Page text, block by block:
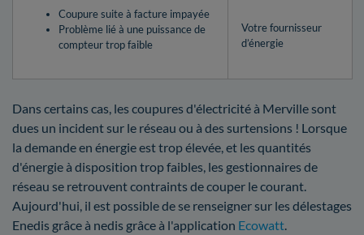
Coupure suite à facture impayée
Problème lié à une puissance de
compteur trop faible
Votre fournisseur
d’énergie
Dans certains cas, les coupures d'électricité à Merville sont
dues un incident sur le réseau ou à des surtensions ! Lorsque
la demande en énergie est trop élevée, et les quantités
d'énergie à disposition trop faibles, les gestionnaires de
réseau se retrouvent contraints de couper le courant.
Aujourd'hui, il est possible de se renseigner sur les délestages
Enedis grâce à nedis grâce à l'application Ecowatt.